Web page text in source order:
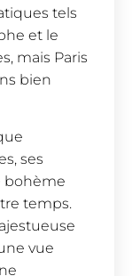
tels
et le
mais Paris
bien
ses
bohème
temps.
vue